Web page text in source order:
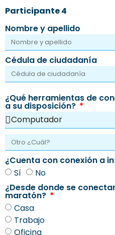
Participante 4
Nombre y apellido
Cédula de ciudadanía
¿Qué herramientas de
a su disposición?
¿Cuenta con conexión a
Sí
No
¿Desde donde se
maratón?
Casa
Trabajo
Oficina